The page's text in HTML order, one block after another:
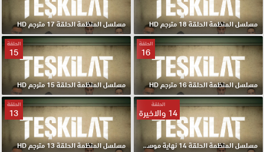
مسلسل المنظمة الحلقة 18 مترجم HD مسلسل المنظمة الحلقة 17 مترجم HD
الحلقة
16
مسلسل المنظمة الحلقة 16 مترجم HD
الحلقة
15
مسلسل المنظمة الحلقة 15 مترجم HD
الحلقة
14 والاخيرة
مسلسل المنظمة الحلقة 14 نهاية موسم مترجم HD
الحلقة
13
مسلسل المنظمة الحلقة 13 مترجم HD